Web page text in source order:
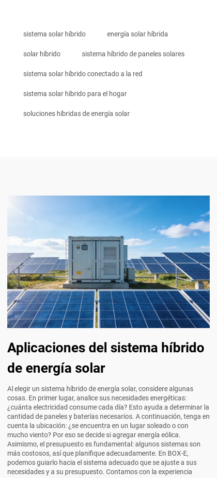
sistema solar híbrido energía solar híbrida
solar híbrido sistema híbrido de paneles solares
sistema solar híbrido conectado a la red
sistema solar híbrido para el hogar
soluciones híbridas de energía solar
Aplicaciones del sistema híbrido
de energía solar
Al elegir un sistema híbrido de energía solar, considere algunas
cosas. En primer lugar, analice sus necesidades energéticas:
¿cuánta electricidad consume cada día? Esto ayuda a determinar la
cantidad de paneles y baterías necesarios. A continuación, tenga en
cuenta la ubicación: ¿se encuentra en un lugar soleado o con
mucho viento? Por eso se decide si agregar energía eólica.
Asimismo, el presupuesto es fundamental: algunos sistemas son
más costosos, así que planifique adecuadamente. En BOX-E,
podemos guiarlo hacia el sistema adecuado que se ajuste a sus
necesidades y a su presupuesto. Contamos con la experiencia